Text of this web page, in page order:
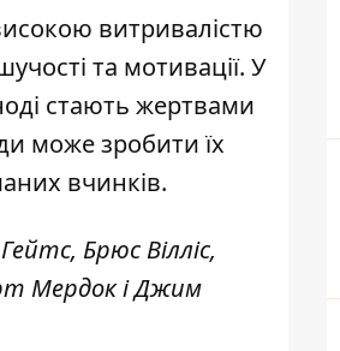
витривалістю
та мотивації. У
стають жертвами
може зробити їх
вчинків.
Брюс Вілліс,
Мердок і Джим